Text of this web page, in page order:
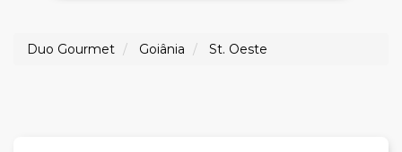
Duo Gourmet Goiânia St. Oeste